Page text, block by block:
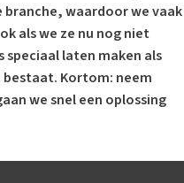
branche, waardoor we vaak
als we ze nu nog niet
speciaal laten maken als
Kortom: neem
we snel een oplossing